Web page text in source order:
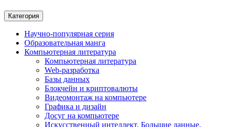
Категория
Научно-популярная серия
Образовательная манга
Компьютерная литература
Компьютерная литература
Web-разработка
Базы данных
Блокчейн и криптовалюты
Видеомонтаж на компьютере
Графика и дизайн
Досуг на компьютере
Искусственный интеллект, Большие данные,